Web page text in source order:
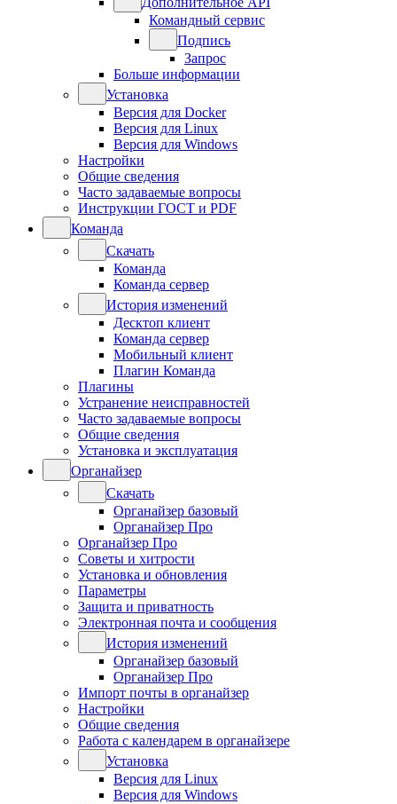
Командный сервис
Подпись
Запрос
Больше информации
Установка
Версия для Docker
Версия для Linux
Версия для Windows
Настройки
Общие сведения
Часто задаваемые вопросы
Инструкции ГОСТ и PDF
Команда
Скачать
Команда
Команда сервер
История изменений
Десктоп клиент
Команда сервер
Мобильный клиент
Плагин Команда
Плагины
Устранение неисправностей
Часто задаваемые вопросы
Общие сведения
Установка и эксплуатация
Органайзер
Скачать
Органайзер базовый
Органайзер Про
Органайзер Про
Советы и хитрости
Установка и обновления
Параметры
Защита и приватность
Электронная почта и сообщения
История изменений
Органайзер базовый
Органайзер Про
Импорт почты в органайзер
Настройки
Общие сведения
Работа с календарем в органайзере
Установка
Версия для Linux
Версия для Windows